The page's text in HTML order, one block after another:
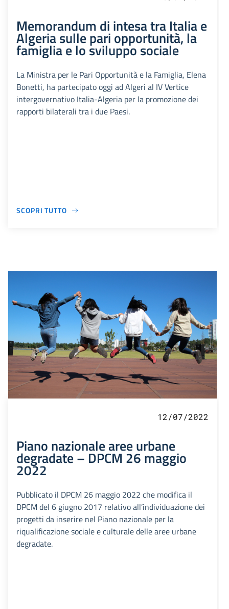
Memorandum di intesa tra Italia e
Algeria sulle pari opportunità, la
famiglia e lo sviluppo sociale
La Ministra per le Pari Opportunità e la Famiglia, Elena
Bonetti, ha partecipato oggi ad Algeri al IV Vertice
intergovernativo Italia-Algeria per la promozione dei
rapporti bilaterali tra i due Paesi.
SCOPRI TUTTO
12/07/2022
Piano nazionale aree urbane
degradate – DPCM 26 maggio
2022
Pubblicato il DPCM 26 maggio 2022 che modifica il
DPCM del 6 giugno 2017 relativo all’individuazione dei
progetti da inserire nel Piano nazionale per la
riqualificazione sociale e culturale delle aree urbane
degradate.